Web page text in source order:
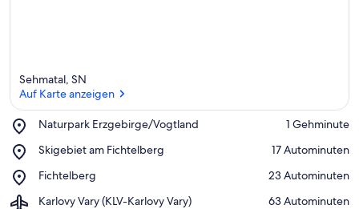
Sehmatal, SN
Auf Karte anzeigen
Naturpark Erzgebirge/Vogtland
Place,
Erzgebirge/Vogtland
‪1 Gehminute‬
Skigebiet am Fichtelberg
Place,
am
‪17 Autominuten‬
Fichtelberg
Place,
‪23 Autominuten‬
Karlovy Vary (KLV-Karlovy Vary)
Airport,
‪63 Autominuten‬